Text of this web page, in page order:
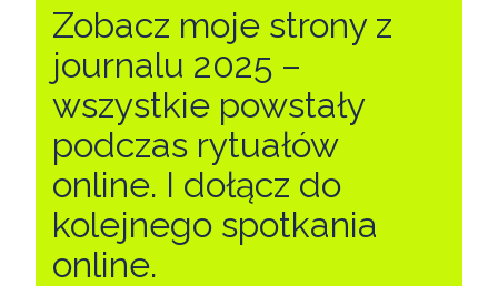
Zobacz moje strony z
journalu 2025 –
wszystkie powstały
podczas rytuałów
online. I dołącz do
kolejnego spotkania
online.